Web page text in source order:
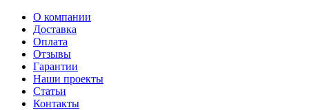
Перейти
содержимому
О компании
Доставка
Оплата
Отзывы
Гарантии
Наши проекты
Статьи
Контакты